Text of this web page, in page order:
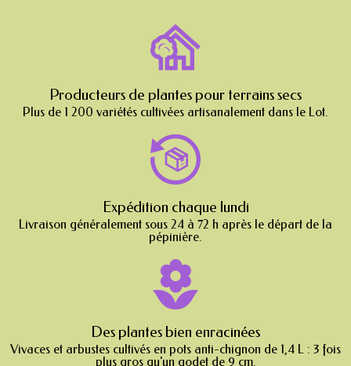
Producteurs de plantes pour terrains secs
Plus de 1 200 variétés cultivées artisanalement dans le Lot.
Expédition chaque lundi
Livraison généralement sous 24 à 72 h après le départ de la
pépinière.
Des plantes bien enracinées
Vivaces et arbustes cultivés en pots anti-chignon de 1,4 L : 3 fois
plus gros qu'un godet de 9 cm.